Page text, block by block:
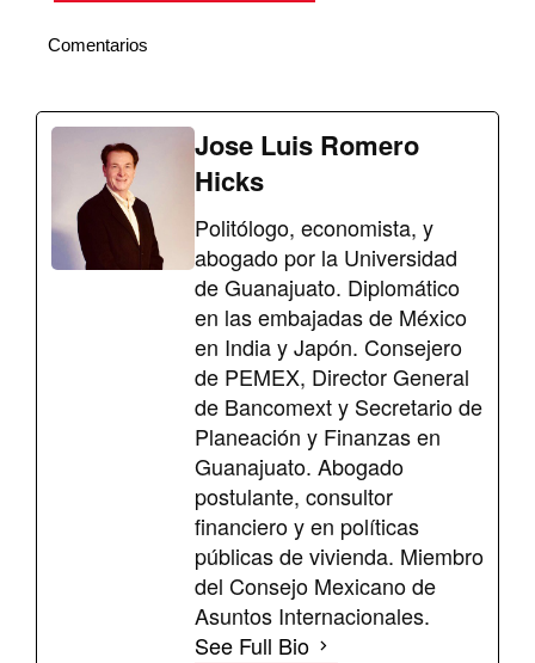
Comentarios
Jose Luis Romero
Hicks
Politólogo, economista, y
abogado por la Universidad
de Guanajuato. Diplomático
en las embajadas de México
en India y Japón. Consejero
de PEMEX, Director General
de Bancomext y Secretario de
Planeación y Finanzas en
Guanajuato. Abogado
postulante, consultor
financiero y en políticas
públicas de vivienda. Miembro
del Consejo Mexicano de
Asuntos Internacionales.
See Full Bio